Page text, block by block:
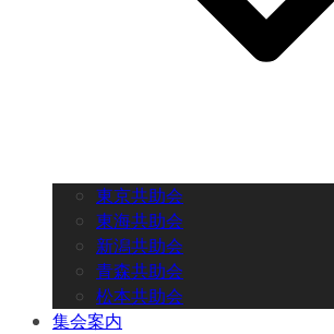
東京共助会
東海共助会
新潟共助会
青森共助会
松本共助会
集会案内